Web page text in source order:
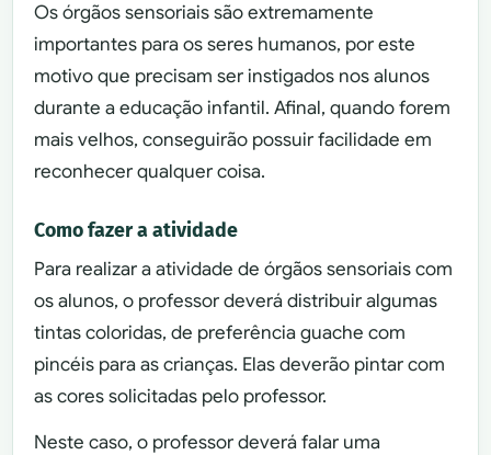
Os órgãos sensoriais são extremamente
importantes para os seres humanos, por este
motivo que precisam ser instigados nos alunos
durante a educação infantil. Afinal, quando forem
mais velhos, conseguirão possuir facilidade em
reconhecer qualquer coisa.
Como fazer a atividade
Para realizar a atividade de órgãos sensoriais com
os alunos, o professor deverá distribuir algumas
tintas coloridas, de preferência guache com
pincéis para as crianças. Elas deverão pintar com
as cores solicitadas pelo professor.
Neste caso, o professor deverá falar uma